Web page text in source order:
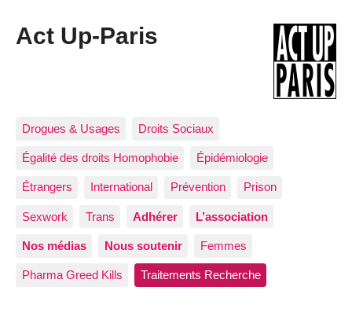
Act Up-Paris
Drogues & Usages Droits Sociaux
Égalité des droits Homophobie Épidémiologie
Étrangers International Prévention Prison
Sexwork Trans Adhérer L’association
Nos médias Nous soutenir Femmes
Pharma Greed Kills Traitements Recherche